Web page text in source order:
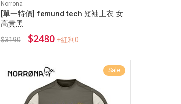
Norrona
[單一特價] femund tech 短袖上衣 女
高貴黑
$3190 $2480 +紅利0
Sale